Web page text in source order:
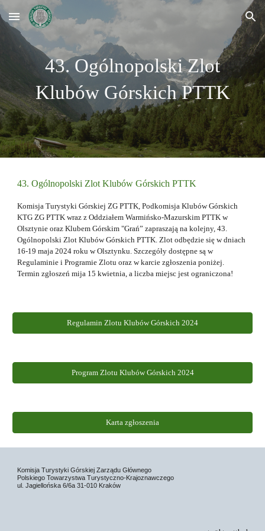
Skip to main content Skip to navigation
43. Ogólnopolski Zlot
Klubów Górskich PTTK
43. Ogólnopolski Zlot Klubów Górskich PTTK
Komisja Turystyki Górskiej ZG PTTK, Podkomisja Klubów Górskich
KTG ZG PTTK wraz z Oddziałem Warmińsko-Mazurskim PTTK w
Olsztynie oraz Klubem Górskim "Grań” zapraszają na kolejny, 43.
Ogólnopolski Zlot Klubów Górskich PTTK. Zlot odbędzie się w dniach
16-19 maja 2024 roku wOlsztynku. Szczegóły dostępne są w
Regulaminie i Programie Zlotuoraz w karcie zgłoszenia poniżej.
Termin zgłoszeń mija 15 kwietnia, a liczba miejsc jest ograniczona!
Regulamin Zlotu Klubów Górskich 2024
Program Zlotu Klubów Górskich 2024
Karta zgłoszenia
Komisja Turystyki Górskiej Zarządu Głównego
Polskiego Towarzystwa Turystyczno-Krajoznawczego
ul. Jagiellońska 6/6a 31-010 Kraków